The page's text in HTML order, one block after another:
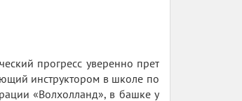
прогресс уверенно прет
инструктором в школе по
«Волхолланд», в башке у